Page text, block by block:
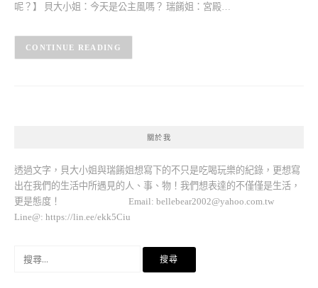
呢？】 貝大小姐：今天是公主風嗎？ 瑞餚姐：宮殿…
CONTINUE READING
關於我
透過文字，貝大小姐與瑞餚姐想寫下的不只是吃喝玩樂的紀錄，更想寫
出在我們的生活中所遇見的人、事、物！我們想表達的不僅僅是生活，
更是態度！ Email: bellebear2002@yahoo.com.tw
Line@: https://lin.ee/ekk5Ciu